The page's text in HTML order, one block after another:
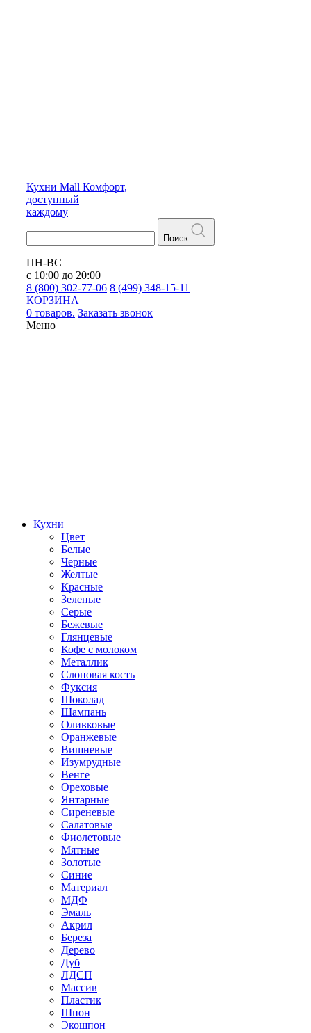
Кухни Mall Комфорт,
доступный
каждому
Поиск
ПН-ВС
с 10:00 до 20:00
8 (800) 302-77-06 8 (499) 348-15-11
КОРЗИНА
0 товаров. Заказать звонок
Меню
Кухни
Цвет
Белые
Черные
Желтые
Красные
Зеленые
Серые
Бежевые
Глянцевые
Кофе с молоком
Металлик
Слоновая кость
Фуксия
Шоколад
Шампань
Оливковые
Оранжевые
Вишневые
Изумрудные
Венге
Ореховые
Янтарные
Сиреневые
Салатовые
Фиолетовые
Мятные
Золотые
Синие
Материал
МДФ
Эмаль
Акрил
Береза
Дерево
Дуб
ЛДСП
Массив
Пластик
Шпон
Экошпон